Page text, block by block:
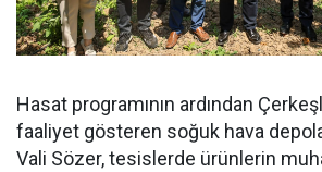
Hasat programının ardından
faaliyet gösteren soğuk hava
Vali Sözer, tesislerde ürünlerin